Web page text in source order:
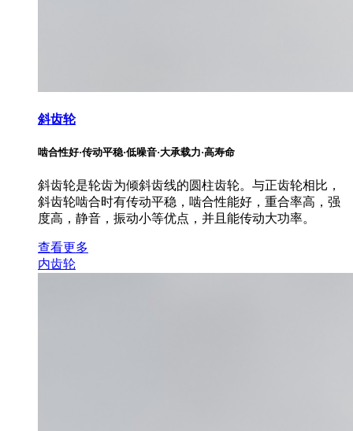
斜齿轮
啮合性好·传动平稳·低噪音·大承载力·高寿命
斜齿轮是轮齿为倾斜齿线的圆柱齿轮。与正齿轮相比，
斜齿轮啮合时有传动平稳，啮合性能好，重合率高，强
度高，静音，振动小等优点，并且能传动大功率。
查看更多
内齿轮